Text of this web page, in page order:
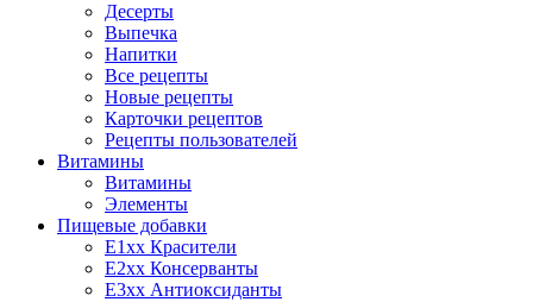
Десерты
Выпечка
Напитки
Все рецепты
Новые рецепты
Карточки рецептов
Рецепты пользователей
Витамины
Витамины
Элементы
Пищевые добавки
E1xx Красители
E2xx Консерванты
E3xx Антиоксиданты